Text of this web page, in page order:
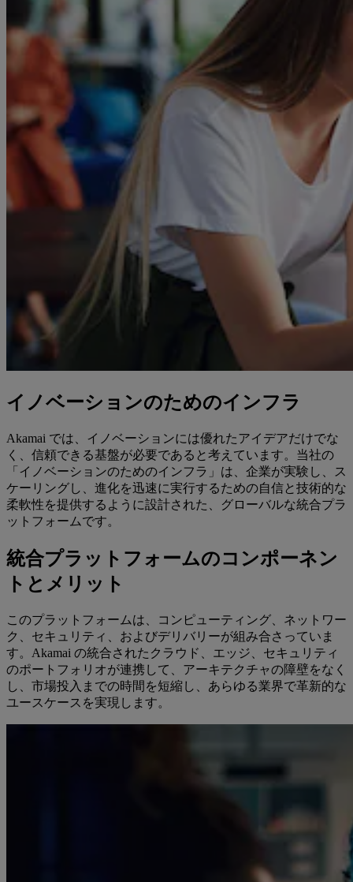
イノベーションのためのインフラ
Akamai では、イノベーションには優れたアイデアだけでな
く、信頼できる基盤が必要であると考えています。当社の
「イノベーションのためのインフラ」は、企業が実験し、ス
ケーリングし、進化を迅速に実行するための自信と技術的な
柔軟性を提供するように設計された、グローバルな統合プラ
ットフォームです。
統合プラットフォームのコンポーネン
トとメリット
このプラットフォームは、コンピューティング、ネットワー
ク、セキュリティ、およびデリバリーが組み合さっていま
す。Akamai の統合されたクラウド、エッジ、セキュリティ
のポートフォリオが連携して、アーキテクチャの障壁をなく
し、市場投入までの時間を短縮し、あらゆる業界で革新的な
ユースケースを実現します。